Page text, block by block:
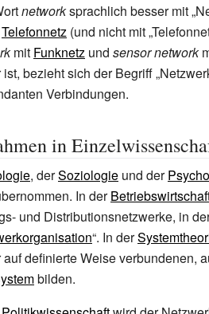
networksprachlich besser mit
Telefonnetz (und nicht mit
mit Funknetz und sensor network
bezieht sich der Begriff
Verbindungen.
in
, derSoziologie und der
In der
und Distributionsnetzwerke, in
“. In der
definierte Weise verbundenen,
bilden.